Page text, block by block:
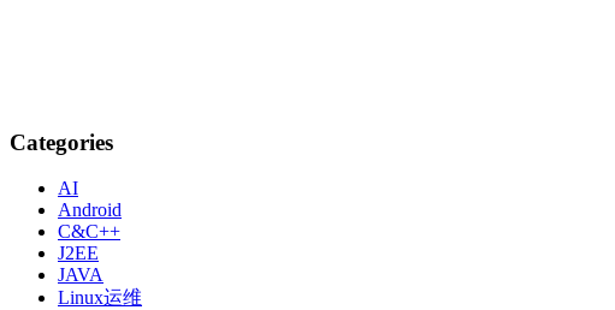
Categories
AI
Android
C&C++
J2EE
JAVA
Linux运维